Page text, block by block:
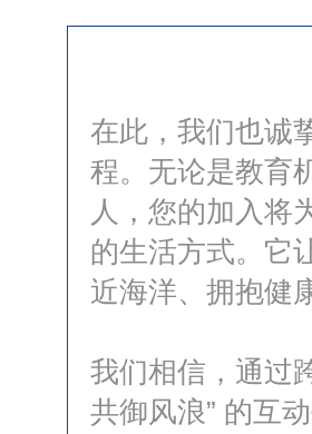
在此，我们也诚
程。无论是教育
人，您的加入将
的生活方式。它
近海洋、拥抱健
我们相信，通过
共御风浪” 的互